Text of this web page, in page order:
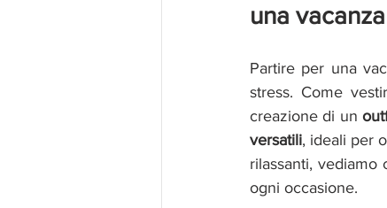
una
Partire per una
stress. Come
creazione di un
versatili, ideali per
rilassanti,
ogni occasione.